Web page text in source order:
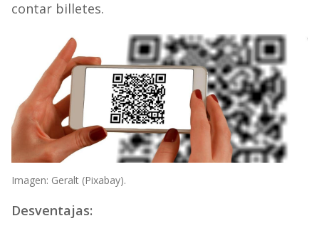
contar billetes.
Imagen: Geralt (Pixabay).
Desventajas: